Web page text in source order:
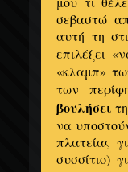
σεβαστώ
αυτή τη
επιλέξει
«κλαμπ»
των
βουλήσει
να
πλατείας
συσσίτιο)